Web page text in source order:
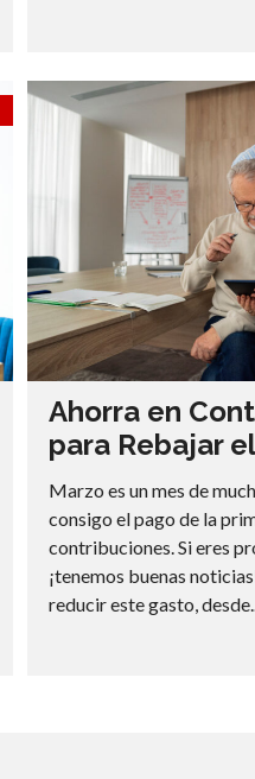
Ahorra en
para Rebajar
Marzo es un mes de
consigo el pago de la
contribuciones. Si eres
¡tenemos buenas
reducir este gasto, desde...